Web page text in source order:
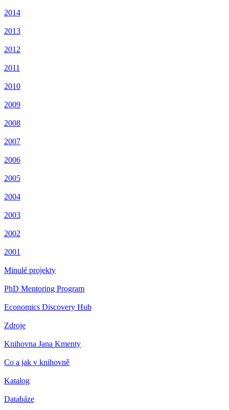
2014
2013
2012
2011
2010
2009
2008
2007
2006
2005
2004
2003
2002
2001
Minulé projekty
PhD Mentoring Program
Economics Discovery Hub
Zdroje
Knihovna Jana Kmenty
Co a jak v knihovně
Katalog
Databáze